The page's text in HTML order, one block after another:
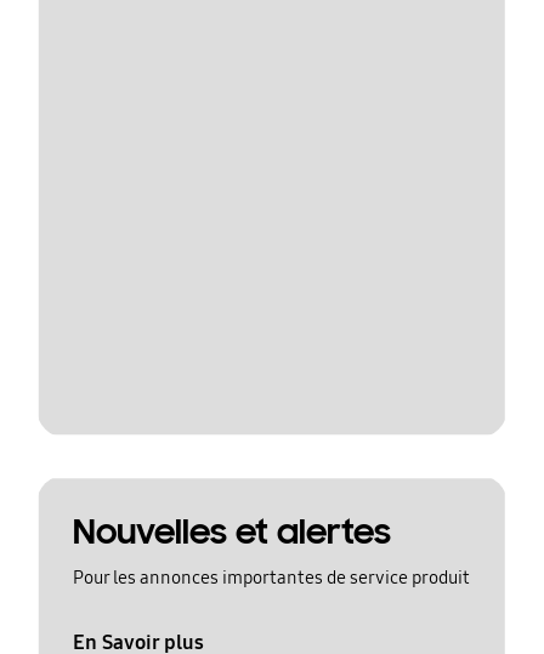
Nouvelles et alertes
Pour les annonces importantes de service produit
En Savoir plus